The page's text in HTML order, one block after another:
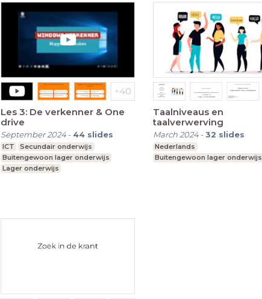
Les 3: De verkenner & One
drive
September 2024- 44 slides
ICT
Secundair onderwijs
Buitengewoon lager onderwijs
Lager onderwijs
Taalniveaus en
taalverwerving
March 2024-32 slides
Nederlands
Buitengewoon lager onderwijs